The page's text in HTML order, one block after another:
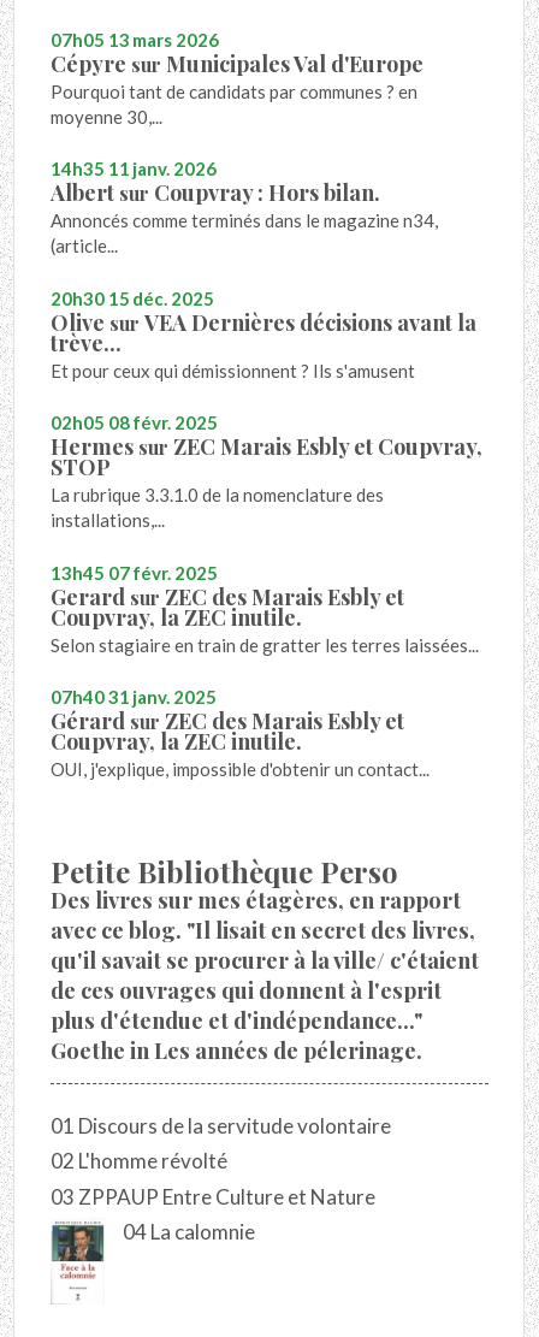
07h05 13 mars 2026
Cépyre sur Municipales Val d'Europe
Pourquoi tant de candidats par communes ? en
moyenne 30,...
14h35 11 janv. 2026
Albert sur Coupvray : Hors bilan.
Annoncés comme terminés dans le magazine n34,
(article...
20h30 15 déc. 2025
Olive surVEA Dernières décisions avant la
trève...
Et pour ceux qui démissionnent ? Ils s'amusent
02h05 08févr. 2025
Hermes sur ZEC Marais Esbly et Coupvray,
STOP
La rubrique 3.3.1.0 de la nomenclature des
installations,...
13h45 07févr. 2025
Gerard sur ZEC des Marais Esbly et
Coupvray, la ZEC inutile.
Selon stagiaire en train de gratter les terres laissées...
07h4031 janv. 2025
Gérard sur ZEC des Marais Esbly et
Coupvray, la ZEC inutile.
OUI, j'explique, impossible d'obtenir un contact...
Petite Bibliothèque Perso
Des livres sur mes étagères, en rapport
avec ce blog. "Il lisait en secret des livres,
qu'il savait se procurer à la ville/ c'étaient
de ces ouvrages qui donnent à l'esprit
plus d'étendue et d'indépendance..."
Goethe in Les années de pélerinage.
01 Discours de la servitude volontaire
02 L'homme révolté
03 ZPPAUP Entre Culture et Nature
04 La calomnie